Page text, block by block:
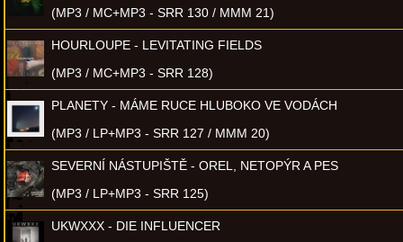
(MP3 / MC+MP3 - SRR 130 / MMM 21)
HOURLOUPE - LEVITATING FIELDS
(MP3 / MC+MP3 - SRR 128)
PLANETY - MÁME RUCE HLUBOKO VE VODÁCH
(MP3 / LP+MP3 - SRR 127 / MMM 20)
SEVERNÍ NÁSTUPIŠTĚ - OREL, NETOPÝR A PES
(MP3 / LP+MP3 - SRR 125)
UKWXXX - DIE INFLUENCER